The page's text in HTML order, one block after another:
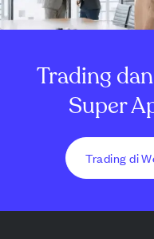
Trading
Super
Trading di